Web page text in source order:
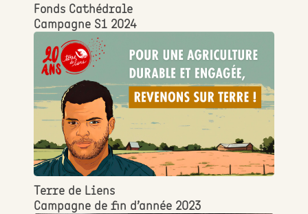
Fonds Cathédrale
Campagne S1 2024
Terre de Liens
Campagne de fin d’année 2023